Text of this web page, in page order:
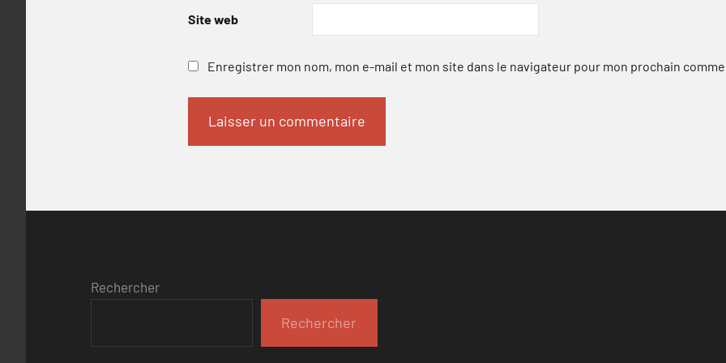
Site web
Enregistrer mon nom, mon e-mail et mon site dans le navigateur pour mon prochain
Rechercher
Rechercher